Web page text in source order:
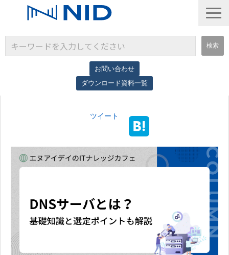
お問い合わせ
ダウンロード資料一覧
ツイート